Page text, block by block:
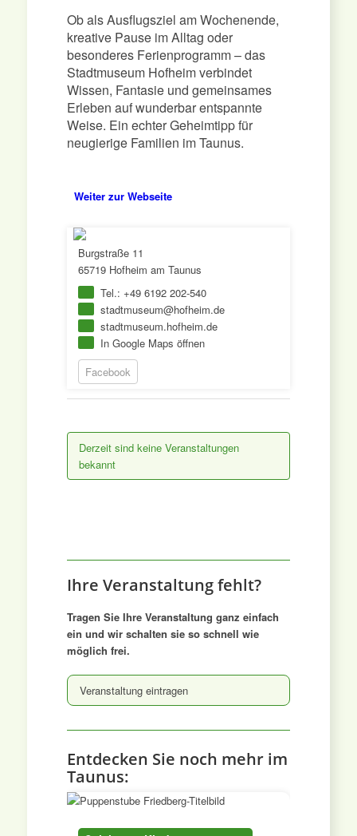
Ob als Ausflugsziel am Wochenende,
kreative Pause im Alltag oder
besonderes Ferienprogramm – das
Stadtmuseum Hofheim verbindet
Wissen, Fantasie und gemeinsames
Erleben auf wunderbar entspannte
Weise. Ein echter Geheimtipp für
neugierige Familien im Taunus.
Weiter zur Webseite
Burgstraße 11
65719 Hofheim am Taunus
Tel.: +49 6192 202-540
stadtmuseum@hofheim.de
stadtmuseum.hofheim.de
In Google Maps öffnen
Facebook
Derzeit sind keine Veranstaltungen
bekannt
Ihre Veranstaltung fehlt?
Tragen Sie Ihre Veranstaltung ganz einfach
ein und wir schalten sie so schnell wie
möglich frei.
Veranstaltung eintragen
Entdecken Sie noch mehr im
Taunus: